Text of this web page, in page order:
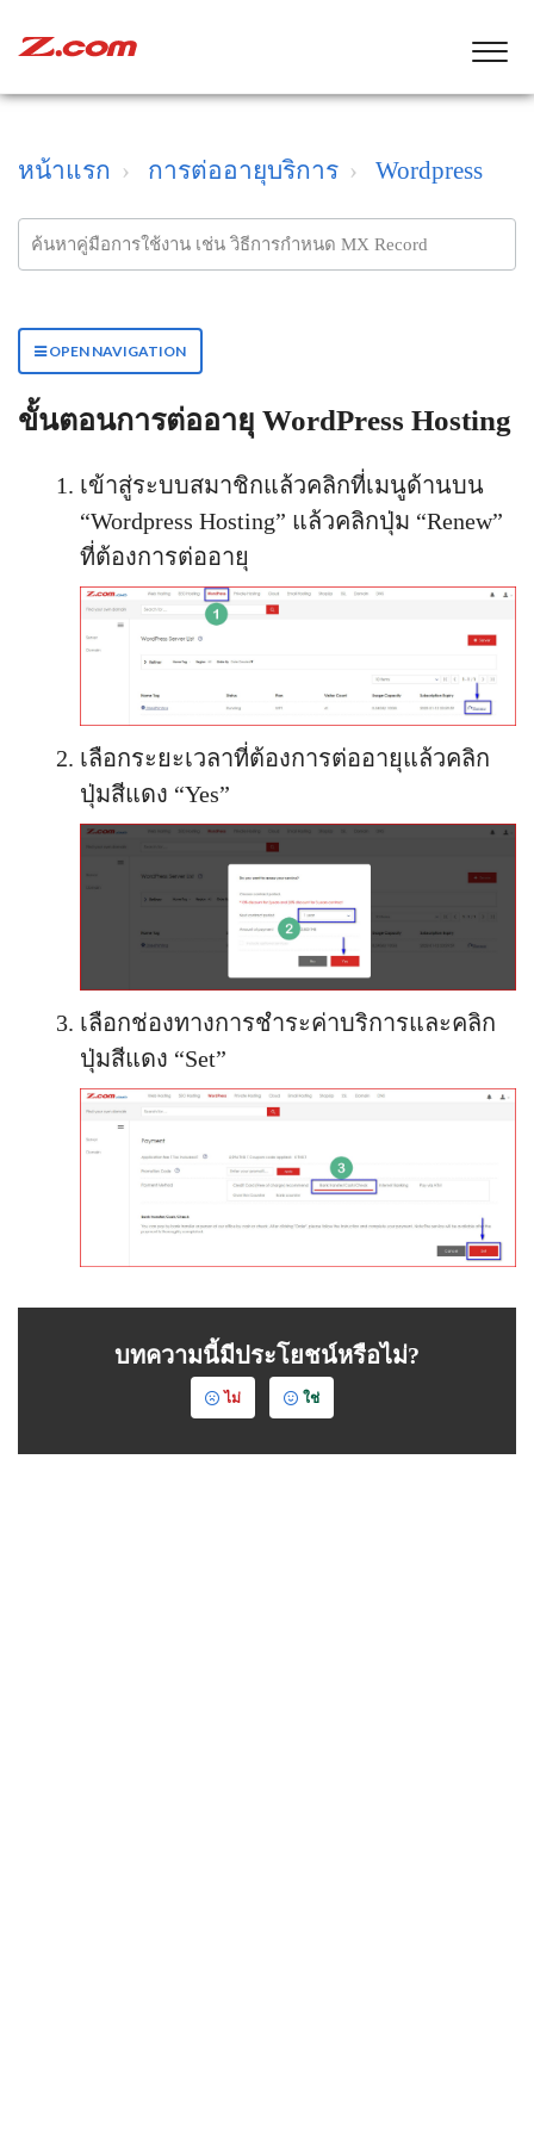
หน้าแรก การต่ออายุบริการ Wordpress
OPEN NAVIGATION
ขั้นตอนการต่ออายุ WordPress Hosting
เข้าสู่ระบบสมาชิกแล้วคลิกที่เมนูด้านบน
“Wordpress Hosting” แล้วคลิกปุ่ม “Renew”
ที่ต้องการต่ออายุ
เลือกระยะเวลาที่ต้องการต่ออายุแล้วคลิก
ปุ่มสีแดง “Yes”
เลือกช่องทางการชำระค่าบริการและคลิก
ปุ่มสีแดง “Set”
บทความนี้มีประโยชน์หรือไม่?
ไม่ ใช่